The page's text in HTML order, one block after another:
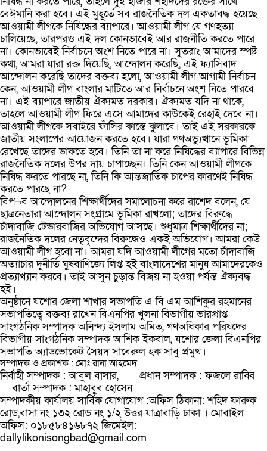
বেঈমানি করা হবে। এই মুহূর্তে সব রাজনৈতিক দল একতাবদ্ধ হয়েছে
আওয়ামী লীগকে নিষিদ্ধের ব্যাপারে। আওয়ামী লীগ যে গণহত্যা
চালিয়েছে, তারপরও এই দল কোনভাবেই আর রাজনীতি করতে পারে
না। কোনভাবেই নির্বাচনে অংশ নিতে পারে না। সুতরাং আমাদের স্পষ্ট
কথা, আমরা যারা রক্ত দিয়েছি, আন্দোলন করেছি, এই ফ্যাসিবাদ
আন্দোলন করেছি তাদের বক্তব্য হলো, আওয়ামী লীগ আগামী নির্বাচন
কেন, আওয়ামী লীগ বাংলার মাটিতে আর নির্বাচনে অংশ নিতে পারবে
না। এই ব্যাপারে জাতীয় ঐক্যমত দরকার। ঐক্যমত যদি না থাকে,
তাহলে আওয়ামী লীগ ফিরে এসে আমাদের কাউকেই রেহাই দেবে না।
আওয়ামী লীগকে সবাইরে ফাঁসির কাস্তে ঝুলাবে। তাই এই সরকারকে
জাতীয় সংলাপের আয়োজন করতে হবে। যারা গণঅভ্যুত্থানে ভূমিকা
রেখেছে তাদের ডাকতে হবে। তিনি তা না করে নিষিদ্ধের ব্যাপারে বিভিন্ন
রাজনৈতিক দলের উপর দায় চাপাচ্ছেন। তিনি কেন আওয়ামী লীগকে
নিষিদ্ধ করতে পারছে না, তিনি কি আন্তজার্তিক চাপের কারণেই নিষিদ্ধ
করতে পারছে না?
বিপ¬ব আন্দোলনের শিক্ষার্থীদের সমালোচনা করে রাশেদ বলেন, যে
ছাত্রনেতারা আন্দোলন সংগ্রামে ভূমিকা রাখলো; তাদের বিরুদ্ধে
চাঁদাবাজি টেন্ডারবাজির অভিযোগ আসছে। শুধুমাত্র শিক্ষার্থীদের না;
রাজনৈতিক দলের নেতৃবৃন্দের বিরুদ্ধেও একই অভিযোগ। আমরা কেউ
আওয়ামী লীগ হবো না। আমরা যদি আওয়ামী লীগের মতো চাঁদাবাজি
অত্যাচার দুনীর্তি ঘুষবাণিজ্যে লিপ্ত হই বাংলাদেশের মানুষ আমাদেরকেও
প্রত্যাখ্যান করবে। তাই আসুন চুড়ান্ত বিজয় না হওয়া পর্যন্ত ঐক্যবদ্ধ
হই।
অনুষ্ঠানে যশোর জেলা শাখার সভাপতি এ বি এম আশিকুর রহমানের
সভাপতিত্বে বক্তব্য রাখেন বিএনপির খুলনা বিভাগীয় ভারপ্রাপ্ত
সাংগঠনিক সম্পাদক অনিন্দ্য ইসলাম অমিত, গণঅধিকার পরিষদের
বিভাগীয় সাংগঠনিক সম্পাদক আশিক ইকবাল, যশোর জেলা বিএনপির
সভাপতি অ্যাডভোকেট সৈয়দ সাবেরুল হক সাবু প্রমুখ।
সম্পাদক ও প্রকাশক : মোঃ রানা আহমেদ
নির্বাহী সম্পাদক : আবুল বাসার, প্রধান সম্পাদক : ফজলে রাব্বি
বার্তা সম্পাদক : মাহাবুব হোসেন
সম্পাদকীয় কার্যালয় সার্বিক যোগাযোগ :অফিস ঠিকানা: শহিদ ফারুক
রোড,বাসা নং ১৩২ রোড নং ১/২ উত্তর যাত্রাবাড়ি ঢাকা । মোবাইল
অফিস: ০১৮৫৮৪১৬৮৭২ জিমেইল:
dallylikonisongbad@gmail.com